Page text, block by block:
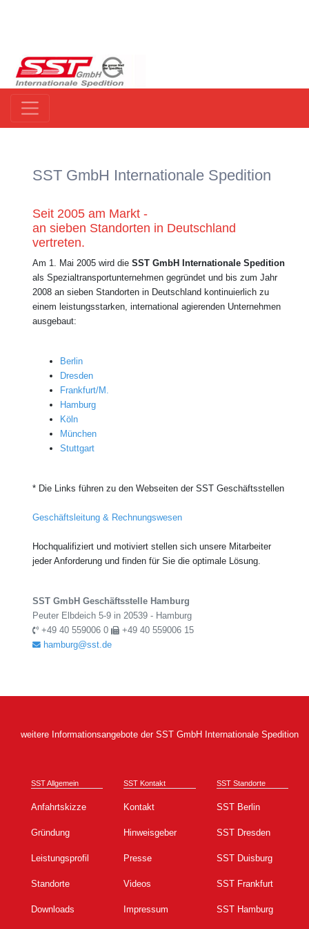
SST GmbH Internationale Spedition
Seit 2005 am Markt -
an sieben Standorten in Deutschland
vertreten.
Am 1. Mai 2005 wird die SST GmbH Internationale Spedition
als Spezialtransportunternehmen gegründet und bis zum Jahr
2008 an sieben Standorten in Deutschland kontinuierlich zu
einem leistungsstarken, international agierenden Unternehmen
ausgebaut:
Berlin
Dresden
Frankfurt/M.
Hamburg
Köln
München
Stuttgart
* Die Links führen zu den Webseiten der SST Geschäftsstellen
Geschäftsleitung & Rechnungswesen
Hochqualifiziert und motiviert stellen sich unsere Mitarbeiter
jeder Anforderung und finden für Sie die optimale Lösung.
SST GmbH Geschäftsstelle Hamburg
Peuter Elbdeich 5-9 in 20539 - Hamburg
+49 40 559006 0
+49 40 559006 15
hamburg@sst.de
weitere Informationsangebote der SST GmbH Internationale Spedition
SST Allgemein
Anfahrtskizze
Gründung
Leistungsprofil
Standorte
Downloads
SST Kontakt
Kontakt
Hinweisgeber
Presse
Videos
Impressum
SST Standorte
SST Berlin
SST Dresden
SST Duisburg
SST Frankfurt
SST Hamburg